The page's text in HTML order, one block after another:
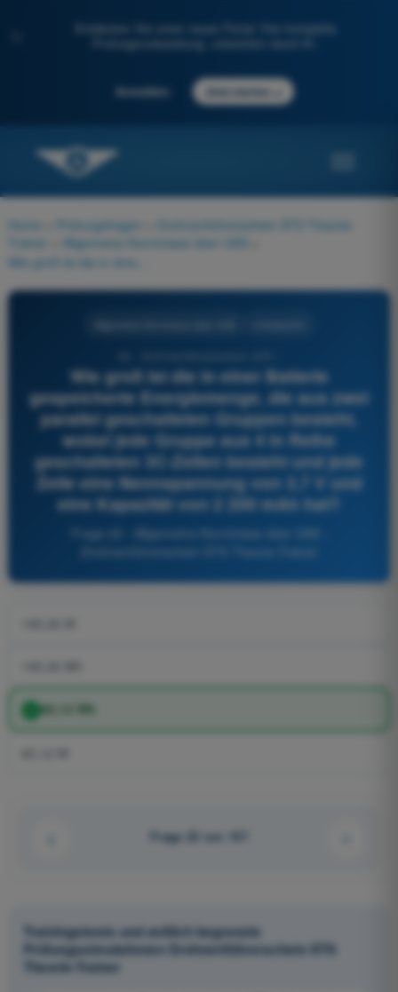
Entdecken Sie unser neues Portal: Ihre komplette
Prüfungsvorbereitung, unterstützt durch KI.
Anmelden Jetzt starten
Home Prüfungsfragen
Drohnenführerschein STS Theorie-
Trainer
Allgemeine Kenntnisse über UAS
Wie groß ist die in einer Batterie
gespeicherte Energiemenge, die aus zwei
parallel geschalteten Gruppen besteht,
wobei jede Gruppe aus 4 in Reihe
geschalteten 3C-Zellen besteht und jede
Zelle eine Nennspannung von 3,7 V und
eine Kapazität von 2 200 mAh hat?
Frage 22 - Allgemeine Kenntnisse über UAS -
65,12 Wh
Frage 22 von 167
Trainingstests und zeitlich begrenzte
Prüfungssimulationen Drohnenführerschein STS
Theorie-Trainer